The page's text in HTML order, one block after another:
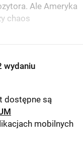
Ale Ameryka
chaos
wydaniu
dostępne są
mobilnych